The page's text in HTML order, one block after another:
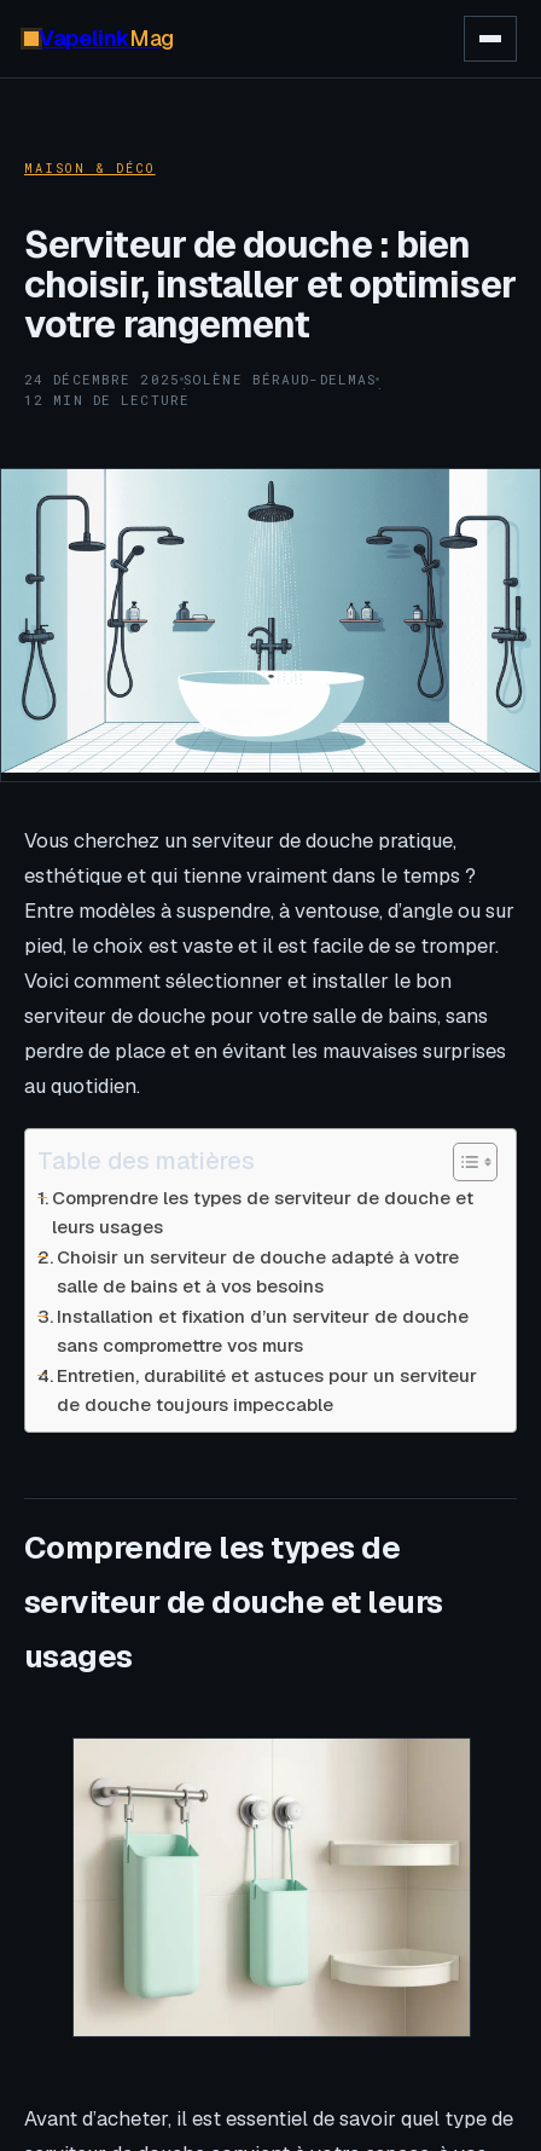
VapelinkMag
MAISON & DÉCO
Serviteur de douche : bien
choisir, installer et optimiser
votre rangement
24 DÉCEMBRE 2025 ·
SOLÈNE BÉRAUD-DELMAS·
12 MIN DE LECTURE
Vous cherchez un serviteur de douche pratique,
esthétique et qui tienne vraiment dans le temps ?
Entre modèles à suspendre, à ventouse, d’angle ou sur
pied, le choix est vaste et il est facile de se tromper.
Voici comment sélectionner et installer le bon
serviteur de douche pour votre salle de bains, sans
perdre de place et en évitant les mauvaises surprises
au quotidien.
Table des matières
Comprendre les types de serviteur de douche et
leurs usages
Choisir un serviteur de douche adapté à votre
salle de bains et à vos besoins
Installation et fixation d’un serviteur de douche
sans compromettre vos murs
Entretien, durabilité et astuces pour un serviteur
de douche toujours impeccable
Comprendre les types de
serviteur de douche et leurs
usages
Avant d’acheter, il est essentiel de savoir quel type de